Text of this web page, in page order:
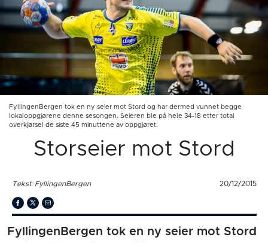
FyllingenBergen tok en ny seier mot Stord og har dermed vunnet begge
lokaloppgjørene denne sesongen. Seieren ble på hele 34-18 etter total
overkjørsel de siste 45 minuttene av oppgjøret.
Storseier mot Stord
Tekst: FyllingenBergen 20/12/2015
FyllingenBergen tok en ny seier mot Stord